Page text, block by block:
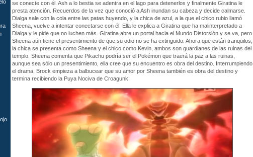
se conecte con él. Ash a lo bestia se adentra en el lago para detenerlos y finalmente Giratina le
presta atención. Recuerdos de la vez que conoció a Ash inundan su cabeza y decide calmarse.
Dialga sale con la cola entre las patas huyendo, y la chica de azul, a la que el chico rubio llamó
Sheena, vuelve a intentar conectarse con él. Ella le explica a Giratina que ha malinterpretado a
Dialga y le pide que no luchen más. Giratina abre un portal hacia el Mundo Distorsión y se va, pero
Sheena aún tiene el presentimiento de que su odio no se ha extinguido. Ahora que están tranquilos,
la chica se presenta como Sheena y el chico como Kevin, ambos son guardianes de las ruinas del
templo. Sheena comenta que Pikachu podría ser el Pokémon que traerá la paz a las ruinas,
aunque sea sólo un presentimiento, ella cree que su encuentro es obra del destino. Interrumpiendo
el drama, Brock empieza a balbucear que su amor por Sheena también es obra del destino y
termina recibiendo la Puya Nociva de Croagunk.